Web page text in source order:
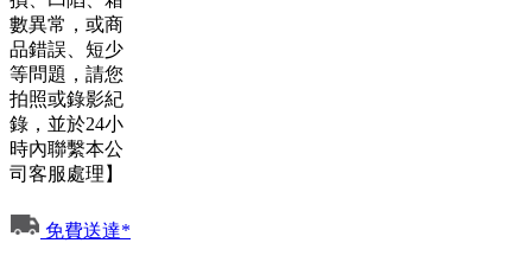
數異常，或商
品錯誤、短少
等問題，請您
拍照或錄影紀
錄，並於24小
時內聯繫本公
司客服處理】
免費送達*